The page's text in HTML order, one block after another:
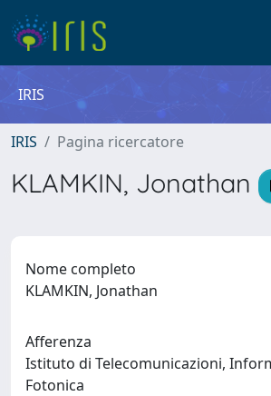
IRIS
IRIS Pagina ricercatore
KLAMKIN, Jonathan
Nome completo
KLAMKIN, Jonathan
Afferenza
Istituto di Telecomunicazioni,
Fotonica